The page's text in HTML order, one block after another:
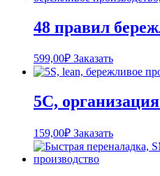
48 правил
599,00₽ Заказать
5С,
159,00₽ Заказать